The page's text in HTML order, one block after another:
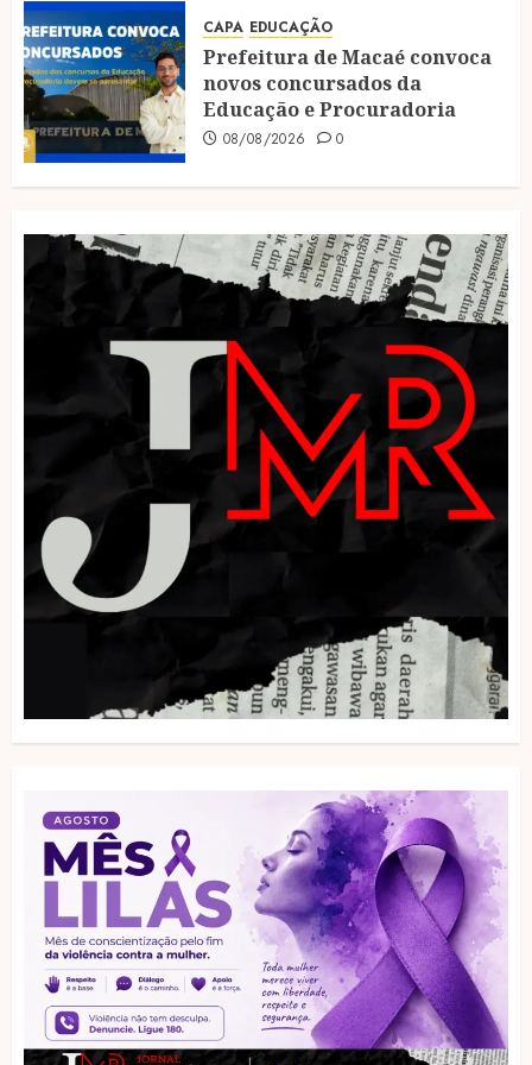
CAPA EDUCAÇÃO
Prefeitura de Macaé convoca
novos concursados da
Educação e Procuradoria
08/08/2026 0